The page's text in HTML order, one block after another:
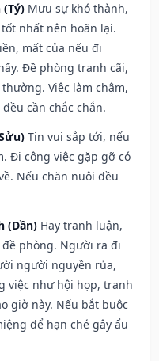
(Tý) Mưu sự khó thành,
nhất nên hoãn lại.
mất của nếu đi
Đề phòng tranh cãi,
Việc làm chậm,
cần chắc chắn.
Tin vui sắp tới, nếu
Đi công việc gặp gỡ có
Nếu chăn nuôi đều
(Dần) Hay tranh luận,
phòng. Người ra đi
người nguyền rủa,
việc như hội họp, tranh
giờ này. Nếu bắt buộc
để hạn ché gây ẩu